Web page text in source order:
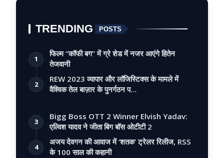
TRENDING POSTS
1
फिल्म “कॉफी बग” में ग्रे शेड में नजर आएंगे हितेन
तेजवानी
2
REW 2023 व्यापार और लॉजिस्टिक्स के मामले में
वैश्विक तेल बाज़ार के पुनर्गठन प…
3
Bigg Boss OTT 2 Winner Elvish Yadav:
एल्विश यादव ने जीता बिग बॉस ओटीटी 2
4
अजय देवगन की आवाज में ‘शतक’ ट्रेलर रिलीज, RSS
के 100 साल की कहानी